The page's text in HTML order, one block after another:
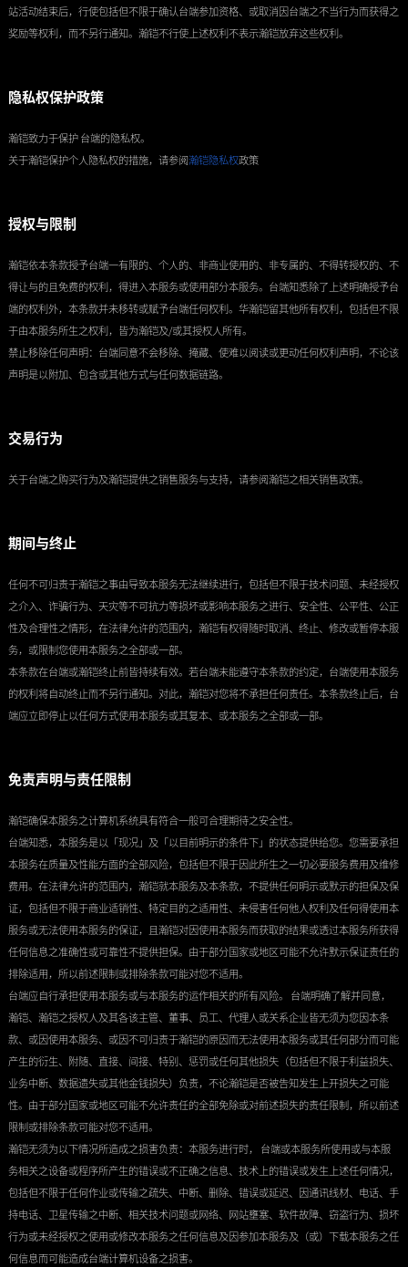
站活动结束后，行使包括但不限于确认台端参加资格、或取消因台端之不当行为而获得之
奖励等权利，而不另行通知。瀚铠不行使上述权利不表示瀚铠放弃这些权利。
隐私权保护政策
瀚铠致力于保护 台端的隐私权。
关于瀚铠保护个人隐私权的措施，请参阅瀚铠隐私权政策
授权与限制
瀚铠依本条款授予台端一有限的、个人的、非商业使用的、非专属的、不得转授权的、不
得让与的且免费的权利，得进入本服务或使用部分本服务。台端知悉除了上述明确授予台
端的权利外，本条款并未移转或赋予台端任何权利。华瀚铠留其他所有权利，包括但不限
于由本服务所生之权利，皆为瀚铠及/或其授权人所有。
禁止移除任何声明：台端同意不会移除、掩藏、使难以阅读或更动任何权利声明，不论该
声明是以附加、包含或其他方式与任何数据链路。
交易行为
关于台端之购买行为及瀚铠提供之销售服务与支持，请参阅瀚铠之相关销售政策。
期间与终止
任何不可归责于瀚铠之事由导致本服务无法继续进行，包括但不限于技术问题、未经授权
之介入、诈骗行为、天灾等不可抗力等损坏或影响本服务之进行、安全性、公平性、公正
性及合理性之情形，在法律允许的范围内，瀚铠有权得随时取消、终止、修改或暂停本服
务，或限制您使用本服务之全部或一部。
本条款在台端或瀚铠终止前皆持续有效。若台端未能遵守本条款的约定，台端使用本服务
的权利将自动终止而不另行通知。对此，瀚铠对您将不承担任何责任。本条款终止后，台
端应立即停止以任何方式使用本服务或其复本、或本服务之全部或一部。
免责声明与责任限制
瀚铠确保本服务之计算机系统具有符合一般可合理期待之安全性。
台端知悉，本服务是以「现况」及「以目前明示的条件下」的状态提供给您。您需要承担
本服务在质量及性能方面的全部风险，包括但不限于因此所生之一切必要服务费用及维修
费用。在法律允许的范围内，瀚铠就本服务及本条款，不提供任何明示或默示的担保及保
证，包括但不限于商业适销性、特定目的之适用性、未侵害任何他人权利及任何得使用本
服务或无法使用本服务的保证，且瀚铠对因使用本服务而获取的结果或透过本服务所获得
任何信息之准确性或可靠性不提供担保。由于部分国家或地区可能不允许默示保证责任的
排除适用，所以前述限制或排除条款可能对您不适用。
台端应自行承担使用本服务或与本服务的运作相关的所有风险。 台端明确了解并同意，
瀚铠、瀚铠之授权人及其各该主管、董事、员工、代理人或关系企业皆无须为您因本条
款、或因使用本服务、或因不可归责于瀚铠的原因而无法使用本服务或其任何部分而可能
产生的衍生、附随、直接、间接、特别、惩罚或任何其他损失（包括但不限于利益损失、
业务中断、数据遗失或其他金钱损失）负责，不论瀚铠是否被告知发生上开损失之可能
性。由于部分国家或地区可能不允许责任的全部免除或对前述损失的责任限制，所以前述
限制或排除条款可能对您不适用。
瀚铠无须为以下情况所造成之损害负责：本服务进行时， 台端或本服务所使用或与本服
务相关之设备或程序所产生的错误或不正确之信息、技术上的错误或发生上述任何情况，
包括但不限于任何作业或传输之疏失、中断、删除、错误或延迟、因通讯线材、电话、手
持电话、卫星传输之中断、相关技术问题或网络、网站壅塞、软件故障、窃盗行为、损坏
行为或未经授权之使用或修改本服务之任何信息及因参加本服务及（或）下载本服务之任
何信息而可能造成台端计算机设备之损害。